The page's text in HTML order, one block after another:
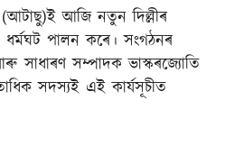
আজি নতুন দিল্লীৰ
ধৰ্মঘট পালন কৰে। সংগঠনৰ
সাধাৰণ সম্পাদক ভাস্কৰজ্যোতি
সদস্যই এই কাৰ্যসূচীত